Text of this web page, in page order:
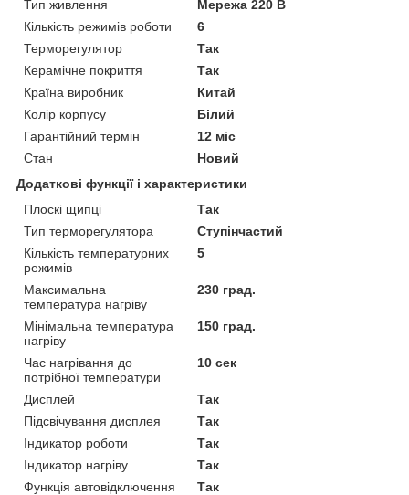
Тип живлення
Мережа 220 В
Кількість режимів роботи
6
Терморегулятор
Так
Керамічне покриття
Так
Країна виробник
Китай
Колір корпусу
Білий
Гарантійний термін
12 міс
Стан
Новий
Додаткові функції і характеристики
Плоскі щипці
Так
Тип терморегулятора
Ступінчастий
Кількість температурних
режимів
5
Максимальна
температура нагріву
230 град.
Мінімальна температура
нагріву
150 град.
Час нагрівання до
потрібної температури
10 сек
Дисплей
Так
Підсвічування дисплея
Так
Індикатор роботи
Так
Індикатор нагріву
Так
Функція автовідключення
Так